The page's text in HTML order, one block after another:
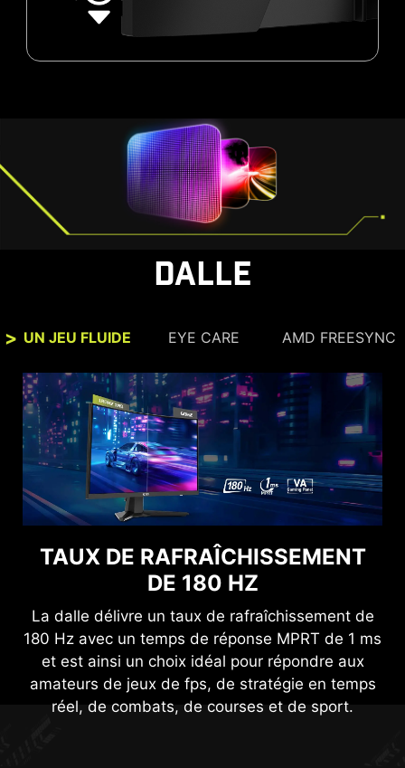
DALLE
UN JEU FLUIDE EYE CARE AMD FREESYNC
TAUX DE RAFRAÎCHISSEMENT
DE 180 HZ
La dalle délivre un taux de rafraîchissement de
180 Hz avec un temps de réponse MPRT de 1 ms
et est ainsi un choix idéal pour répondre aux
amateurs de jeux de fps, de stratégie en temps
réel, de combats, de courses et de sport.
POUR VOS YEUX
Les technologies antiscintillement et de
réduction de lumière bleue vous offrent une
expérience très confortable en réduisant les
scintillements et la lumière bleue émis par l'écran
pendant votre jeu. Vous pourrez donc profiter de
longues sessions de gaming sans souffrir de
UNE EXPÉRIENCE DE JEU
PLUS FLUIDE